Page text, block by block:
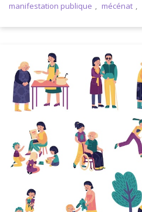
manifestation publique , mécénat ,